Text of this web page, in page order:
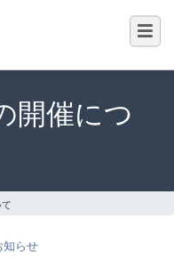
開催につ
知らせ